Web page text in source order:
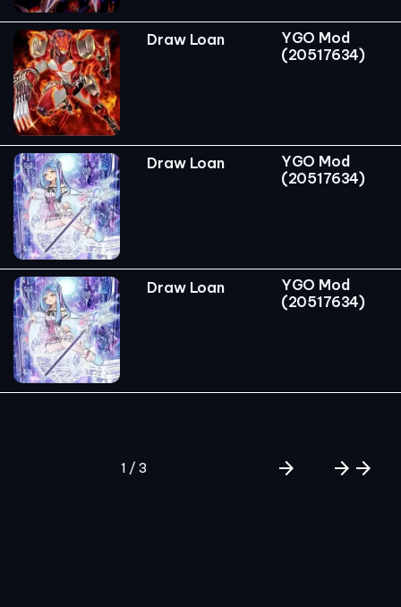
Draw Loan
YGO Mod
(20517634)
Draw Loan
YGO Mod
(20517634)
Draw Loan
YGO Mod
(20517634)
1 / 3 arrow_forward arrow_forward arrow_forward